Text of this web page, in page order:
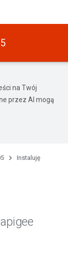
na Twój
przez AI mogą
Instaluję